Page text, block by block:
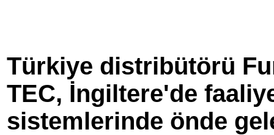
Türkiye distribütörü
TEC, İngiltere'de
sistemlerinde önde